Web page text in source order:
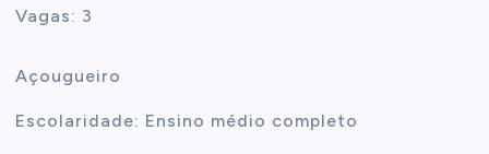
Vagas: 3
Açougueiro
Escolaridade: Ensino médio completo